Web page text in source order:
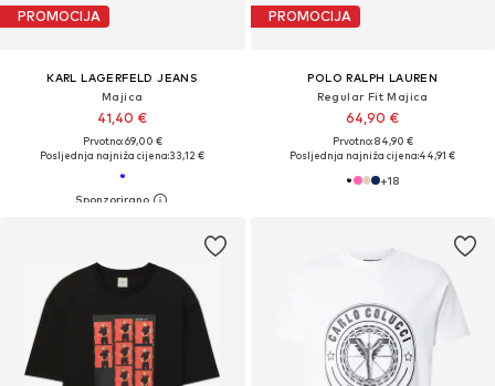
PROMOCIJA
KARL LAGERFELD JEANS
Majica
41,40 €
Prvotno: 69,00 €
Posljednja najniža cijena:33,12 €
PROMOCIJA
POLO RALPH LAUREN
Regular Fit Majica
64,90 €
Prvotno: 84,90 €
Posljednja najniža cijena:44,91 €
+18